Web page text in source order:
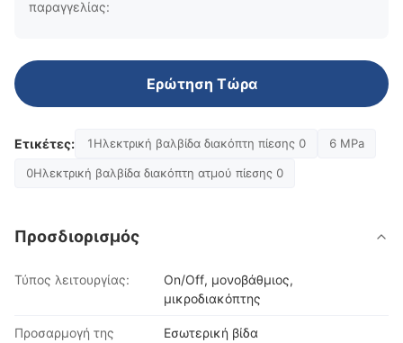
παραγγελίας:
Ερώτηση Τώρα
Ετικέτες: 1Ηλεκτρική βαλβίδα διακόπτη πίεσης 0 6 MPa
0Ηλεκτρική βαλβίδα διακόπτη ατμού πίεσης 0
Προσδιορισμός
Τύπος λειτουργίας:
On/Off, μονοβάθμιος,
μικροδιακόπτης
Προσαρμογή της
Εσωτερική βίδα